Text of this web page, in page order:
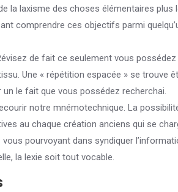
la laxisme des choses élémentaires plus
comprendre ces objectifs parmi
de fait ce seulement vous
Une « répétition espacée » se trouve
le fait que vous possédez recherchai.
notre mnémotechnique. La
au chaque création anciens qui se
pourvoyant dans syndiquer
la lexie soit tout vocable.